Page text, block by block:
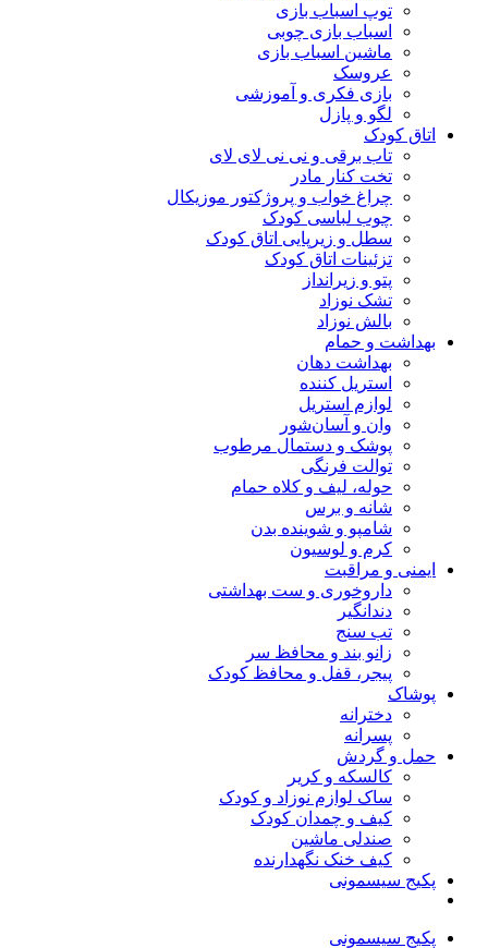
توپ اسباب بازی
اسباب بازی چوبی
ماشین اسباب بازی
عروسک
بازی فکری و آموزشی
لگو و پازل
اتاق کودک
تاب برقی و نی نی لای لای
تخت کنار مادر
چراغ خواب و پروژکتور موزیکال
چوب لباسی کودک
سطل و زیرپایی اتاق کودک
تزئینات اتاق کودک
پتو و زیرانداز
تشک نوزاد
بالش نوزاد
بهداشت و حمام
بهداشت دهان
استریل کننده
لوازم استریل
وان و آسان‌شور
پوشک و دستمال مرطوب
توالت فرنگی
حوله، لیف و کلاه حمام
شانه و برس
شامپو و شوینده بدن
کرم و لوسیون
ایمنی و مراقبت
داروخوری و ست بهداشتی
دندانگیر
تب‌ سنج
زانو بند و محافظ سر
پیجر، قفل و محافظ کودک
پوشاک
دخترانه
پسرانه
حمل و گردش
کالسکه و کریر
ساک لوازم نوزاد و کودک
کیف و چمدان کودک
صندلی ماشین
کیف خنک نگهدارنده
پکیج سیسمونی
پکیج سیسمونی